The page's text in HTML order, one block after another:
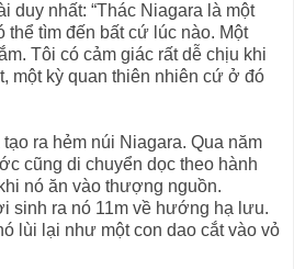
duy nhất: “Thác Niagara là một
thể tìm đến bất cứ lúc nào. Một
Tôi có cảm giác rất dễ chịu khi
một kỳ quan thiên nhiên cứ ở đó
ra hẻm núi Niagara. Qua năm
cũng di chuyển dọc theo hành
nó ăn vào thượng nguồn.
sinh ra nó 11m về hướng hạ lưu.
lùi lại như một con dao cắt vào vỏ